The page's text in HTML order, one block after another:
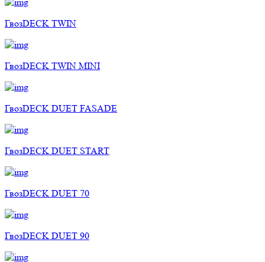
ГвозDECK TWIN
ГвозDECK TWIN MINI
ГвозDECK DUET FASADE
ГвозDECK DUET START
ГвозDECK DUET 70
ГвозDECK DUET 90